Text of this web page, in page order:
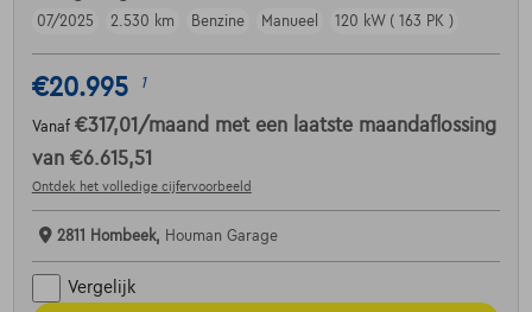
07/2025
2.530 km Benzine Manueel 120 kW ( 163 PK )
€20.995 1
Vanaf €317,01 /maand met een laatste maandaflossing
van €6.615,51
Ontdek het volledige cijfervoorbeeld
2811 Hombeek, Houman Garage
Vergelijk